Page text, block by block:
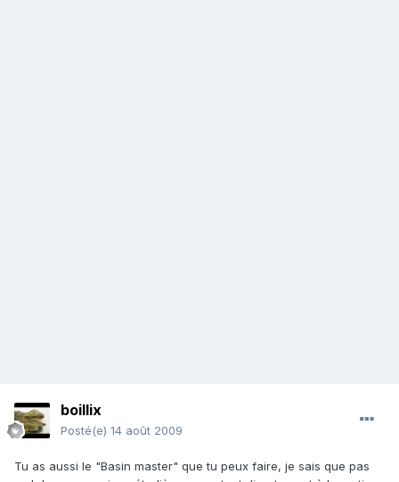
boillix
Posté(e) 14 août 2009
Tu as aussi le "Basin master" que tu peux faire, je sais que pas